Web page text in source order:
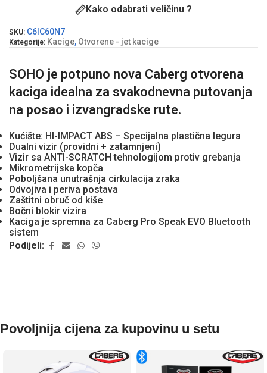
Kako odabrati veličinu ?
SKU: C6IC60N7
Kategorije: Kacige, Otvorene - jet kacige
SOHO je potpuno nova Caberg otvorena
kaciga idealna za svakodnevna putovanja
na posao i izvangradske rute.
Kućište: HI-IMPACT ABS – Specijalna plastična legura
Dualni vizir (providni + zatamnjeni)
Vizir sa ANTI-SCRATCH tehnologijom protiv grebanja
Mikrometrijska kopča
Poboljšana unutrašnja cirkulacija zraka
Odvojiva i periva postava
Zaštitni obruč od kiše
Bočni blokir vizira
Kaciga je spremna za Caberg Pro Speak EVO Bluetooth
sistem
Podijeli:
Povoljnija cijena za kupovinu u setu